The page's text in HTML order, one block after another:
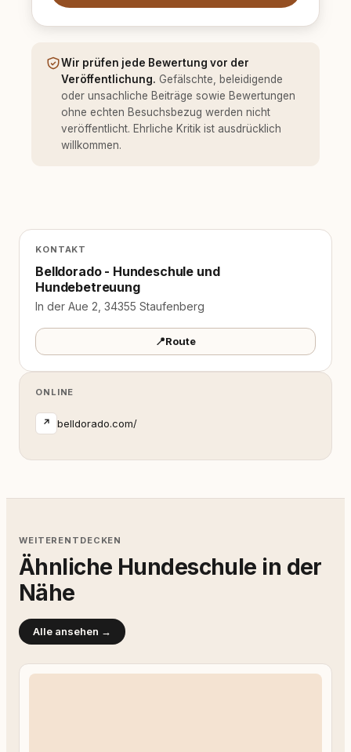
Wir prüfen jede Bewertung vor der
Veröffentlichung. Gefälschte, beleidigende
oder unsachliche Beiträge sowie Bewertungen
ohne echten Besuchsbezug werden nicht
veröffentlicht. Ehrliche Kritik ist ausdrücklich
willkommen.
KONTAKT
Belldorado - Hundeschule und
Hundebetreuung
In der Aue 2, 34355 Staufenberg
📍Route
ONLINE
↗ belldorado.com/
WEITERENTDECKEN
Ähnliche Hundeschule in der
Nähe
Alle ansehen →